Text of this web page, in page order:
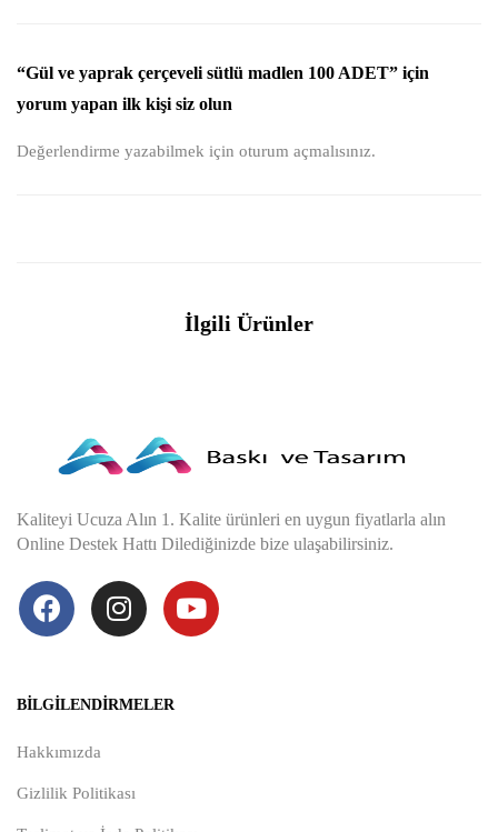
“Gül ve yaprak çerçeveli sütlü madlen 100 ADET” için
yorum yapan ilk kişi siz olun
Değerlendirme yazabilmek için oturum açmalısınız.
İlgili Ürünler
Kaliteyi Ucuza Alın 1. Kalite ürünleri en uygun fiyatlarla alın
Online Destek Hattı Dilediğinizde bize ulaşabilirsiniz.
BILGILENDIRMELER
Hakkımızda
Gizlilik Politikası